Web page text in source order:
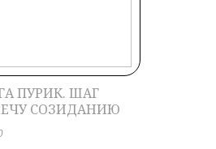
ПУРИК. ШАГ
СОЗИДАНИЮ